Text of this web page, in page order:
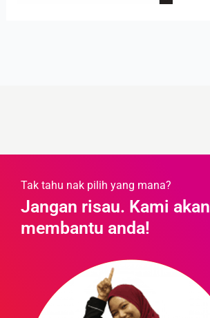
Tak tahu nak pilih yang mana?
Jangan risau. Kami akan
membantu anda!